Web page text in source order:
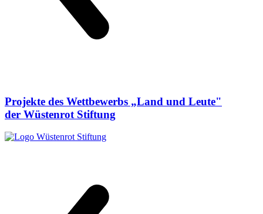
Projekte des Wettbewerbs „Land und Leute"
der Wüstenrot Stiftung